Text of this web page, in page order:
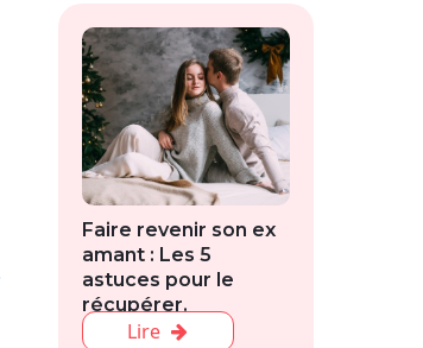
Faire revenir son ex
amant : Les 5
astuces pour le
récupérer.
Lire